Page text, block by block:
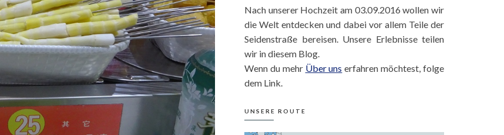
Nach unserer Hochzeit am 03.09.2016 wollen wir
die Welt entdecken und dabei vor allem Teile der
Seidenstraße bereisen. Unsere Erlebnisse teilen
wir in diesem Blog.
Wenn du mehr Über uns erfahren möchtest, folge
dem Link.
UNSERE ROUTE